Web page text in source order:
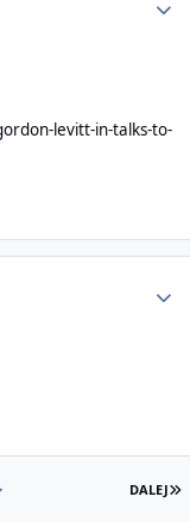
levitt-in-talks-to-
DALEJ